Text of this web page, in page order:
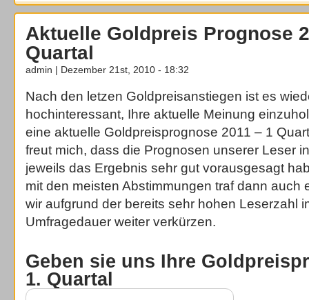
Aktuelle Goldpreis Prognose
Quartal
admin | Dezember 21st, 2010 - 18:32
Nach den letzen Goldpreisanstiegen ist es
hochinteressant, Ihre aktuelle Meinung
eine aktuelle Goldpreisprognose 2011 – 1
freut mich, dass die Prognosen unserer Leser
jeweils das Ergebnis sehr gut vorausgesagt
mit den meisten Abstimmungen traf dann auch
wir aufgrund der bereits sehr hohen Leserzahl
Umfragedauer weiter verkürzen.
Geben sie uns Ihre
1. Quartal